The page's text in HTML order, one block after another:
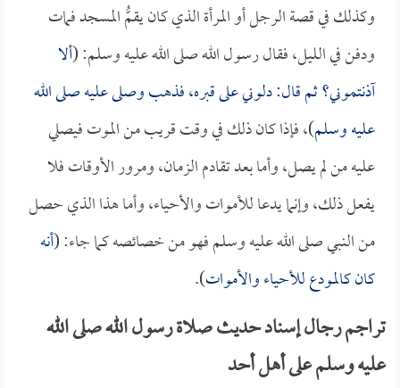
وكذلك في قصة الرجل أو المرأة الذي كان يقمُّ المسجد فمات
ودفن في الليل، فقال رسول الله صلى الله عليه وسلم: (ألا
آذنتموني؟ ثم قال: دلوني على قبره، فذهب وصلى عليه صلى الله
عليه وسلم)، فإذا كان ذلك في وقت قريب من الموت فيصلي
عليه من لم يصل، وأما بعد تقادم الزمان، ومرور الأوقات فلا
يفعل ذلك، وإنما يدعا للأموات والأحياء، وأما هذا الذي حصل
من النبي صلى الله عليه وسلم فهو من خصائصه كما جاء: (أنه
كان كالمودع للأحياء والأموات).
تراجم رجال إسناد حديث صلاة رسول الله صلى الله
عليه وسلم على أهل أحد